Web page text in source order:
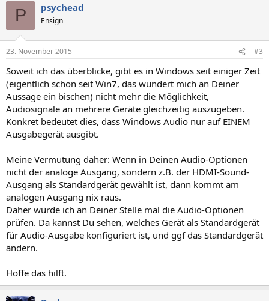
P psychead
Ensign
23. November 2015 #3
Soweit ich das überblicke, gibt es in Windows seit einiger Zeit
(eigentlich schon seit Win7, das wundert mich an Deiner
Aussage ein bischen) nicht mehr die Möglichkeit,
Audiosignale an mehrere Geräte gleichzeitig auszugeben.
Konkret bedeutet dies, dass Windows Audio nur auf EINEM
Ausgabegerät ausgibt.
Meine Vermutung daher: Wenn in Deinen Audio-Optionen
nicht der analoge Ausgang, sondern z.B. der HDMI-Sound-
Ausgang als Standardgerät gewählt ist, dann kommt am
analogen Ausgang nix raus.
Daher würde ich an Deiner Stelle mal die Audio-Optionen
prüfen. Da kannst Du sehen, welches Gerät als Standardgerät
für Audio-Ausgabe konfiguriert ist, und ggf das Standardgerät
ändern.
Hoffe das hilft.